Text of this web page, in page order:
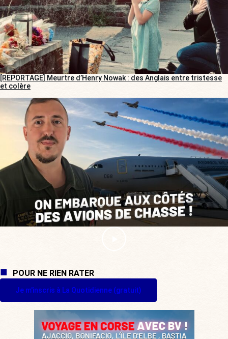
[REPORTAGE] Meurtre d’Henry Nowak : des Anglais entre tristesse
et colère
POUR NE RIEN RATER
Je m'inscris à La Quotidienne (gratuit)